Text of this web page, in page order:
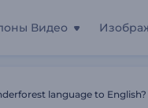
Видео
language to English?